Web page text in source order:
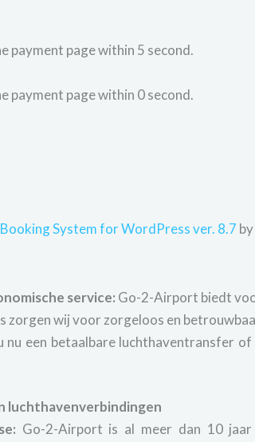
payment page within 5 second.
payment page within 0second.
System for WordPress ver. 8.7 by
service: Go-2-Airport biedt
zorgen wij voor zorgeloos en
nu een betaalbare luchthaventransfer
luchthavenverbindingen
Go-2-Airport is al meer dan 10 jaar